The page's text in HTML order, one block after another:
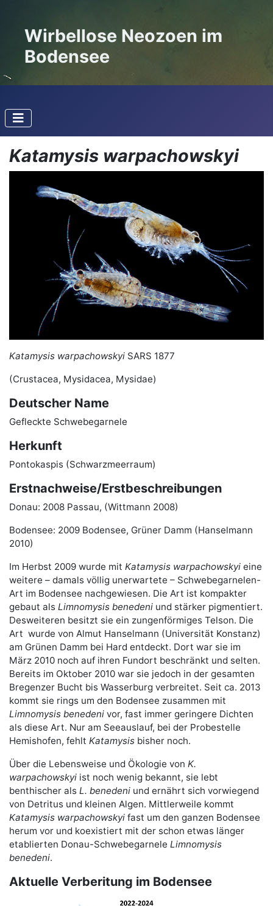
Wirbellose Neozoen im
Bodensee
Katamysis warpachowskyi
Katamysis warpachowskyi SARS 1877
(Crustacea, Mysidacea, Mysidae)
Deutscher Name
Gefleckte Schwebegarnele
Herkunft
Pontokaspis (Schwarzmeerraum)
Erstnachweise/Erstbeschreibungen
Donau: 2008 Passau, (Wittmann 2008)
Bodensee: 2009 Bodensee, Grüner Damm (Hanselmann
2010)
Im Herbst 2009 wurde mitKatamysis warpachowskyi eine
weitere – damals völlig unerwartete – Schwebegarnelen-
Art im Bodensee nachgewiesen. Die Art ist kompakter
gebaut alsLimnomysis benedeni und stärker pigmentiert.
Desweiteren besitzt sie ein zungenförmiges Telson. Die
Art wurde von Almut Hanselmann (Universität Konstanz)
am Grünen Damm bei Hard entdeckt. Dort war sie im
März 2010 noch auf ihren Fundort beschränkt und selten.
Bereits im Oktober 2010 war sie jedoch in der gesamten
Bregenzer Bucht bis Wasserburg verbreitet. Seit ca. 2013
kommt sie rings um den Bodensee zusammen mit
Limnomysis benedeni vor, fast immer geringere Dichten
als diese Art. Nur am Seeauslauf, bei der Probestelle
Hemishofen, fehltKatamysis bisher noch.
Über die Lebensweise und Ökologie vonK.
warpachowskyi ist noch wenig bekannt, sie lebt
benthischer alsL. benedeni und ernährt sich vorwiegend
von Detritus und kleinen Algen. Mittlerweile kommt
Katamysis warpachowskyi fast um den ganzen Bodensee
herum vor und koexistiert mit der schon etwas länger
etablierten Donau-SchwebegarneleLimnomysis
benedeni.
Aktuelle Verberitung im Bodensee